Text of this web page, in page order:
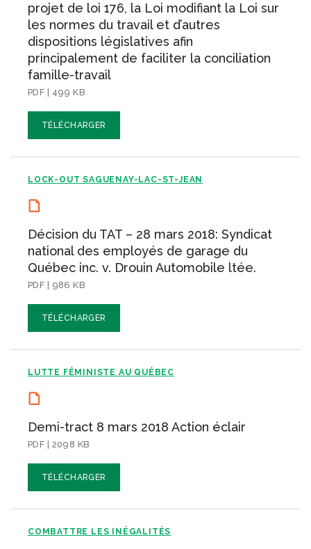
projet de loi 176, la Loi modifiant la Loi sur
les normes du travail et d’autres
dispositions législatives afin
principalement de faciliter la conciliation
famille-travail
PDF | 499 KB
TÉLÉCHARGER
LOCK-OUT SAGUENAY-LAC-ST-JEAN
Décision du TAT – 28 mars 2018: Syndicat
national des employés de garage du
Québec inc. v. Drouin Automobile ltée.
PDF | 986 KB
TÉLÉCHARGER
LUTTE FÉMINISTE AU QUÉBEC
Demi-tract 8 mars 2018 Action éclair
PDF | 2098 KB
TÉLÉCHARGER
COMBATTRE LES INÉGALITÉS